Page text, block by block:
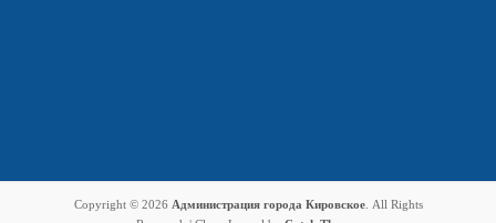
Copyright © 2026 Администрация города Кировское. All Rights